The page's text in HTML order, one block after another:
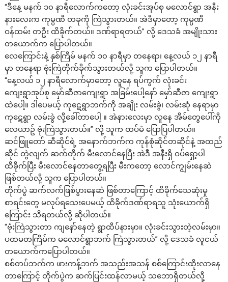
“ဒီနေ့ မနက် ၁၀ နာရီ​လောက်က​တော့ လုံးခင်းအုပ်စု မ​လောင်ရွာ အနီး
နား​လေးက ကုမ္ပဏီ တခုကို ကြဲသွားတယ်။ အဲဒီမှာ​တော့ ကုမ္ပဏီ
ဝန်ထမ်း တ​ဦး ထိခိုက်တယ်။ ဒဏ်ရာရတယ်” လို့ ဒေသခံ အမျိုးသား
တယောက်က ပြောပါတယ်။
လေကြောင်းနဲ့ နှစ်ကြိမ် မနက် ၁၀ နာရီမှာ တနေရာ၊ နေ့လယ် ၁၂ နာရီ
မှာ တနေရာ ဗုံးကြဲတိုက်ခိုက်သွားတယ်လို့ သူက ပြောပါတယ်။
“နေ့လယ် ၁၂ နာရီ​လောက်မှာ​တော့ လူ​နေ ရပ်ကွက် လုံးခင်း​
ကျေးရွာအုပ်စု ​မှော်ဆီဇာ​ကျေးရွာ အခြမ်း​ပေါ့​နော် ​မှော်ဆီဇာ ​ကျေးရွာ​
ထဲပေါ့။ ဒါ​ပေမယ့် ကု​ဋေရွာဘက်ကို အချိုး လမ်းခွဲ၊ လမ်းဆုံ ​နေရာမှာ
ကု​ဋေရွာ လမ်းခွဲ လို့​ခေါ်တာ​ပေါ့ ။ အဲနား​လေးမှာ လူ​နေ အိမ်​တွေ​ပေါ်ကို ​
လေယာဥ် ဗုံးကြဲသွားတယ်။” လို့ သူက ထပ်မံ ပြောပြပါတယ်။
ဆင်ဖြူဝောာ် ဆီဆိုင်ရဲ့ အနောက်ဘက်က ကုန်စုံဆိုင်တဆိုင်နဲ့ အထည်
ဆိုင် တွဲလျက် ဆက်တိုက် မီးလောင်နေပြီး အဲဒီ အနီးရှိ ဝပ်ရှော့ပါ
ထိခိုက်ပြီး မီးလောင်နေတာတွေ့ရပြီး မီးကတော့ လောင်ကျွမ်းနေဆဲ
ဖြစ်တယ်လို့ သူက ပြောပါတယ်။
တိုက်ပွဲ ဆက်လက်ဖြစ်ပွားနေဆဲ ဖြစ်တာကြောင့် ထိခိုက်သေဆုံးမှု
စာရင်းတွေ မလုပ်ရသေး​​ပေမယ့် ‌ထိခိုက်ဒဏ်ရာရသူ သုံးယောက်ရှိ
ကြောင်း သိရတယ်လို့ ဆိုပါတယ်။
“ဗုံးကြဲသွားတာ ကျ​နော်​နေတဲ့ ရွာထိပ်နားမှာ။ လုံးခင်းသွားတဲ့လမ်းမှာ။
ပထမတကြိမ်က မ​လောင်ရွာဘက် ကြဲသွားတယ်” လို့ ‌ဒေသခံ လူငယ်
တယောက်ကပြောပါတယ်။
စစ်တပ်ဘက်က ဖားကန့်ဘက် အသည်းအသန် စစ်ကြောင်းထိုးလာနေ
တာကြောင့် တိုက်ပွဲက ဆက်ပြင်းထန်လာမယ့် သဘောရှိတယ်လို့